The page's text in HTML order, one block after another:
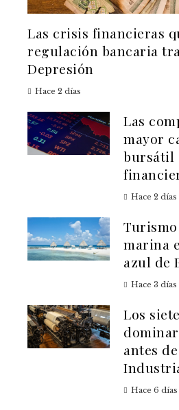
Las crisis financieras
regulación bancaria
Depresión
Hace 2 días
Las
mayor
bursátil
Hace 2 días
marina
azul de
Hace 3 días
Los
antes
Hace 6 días